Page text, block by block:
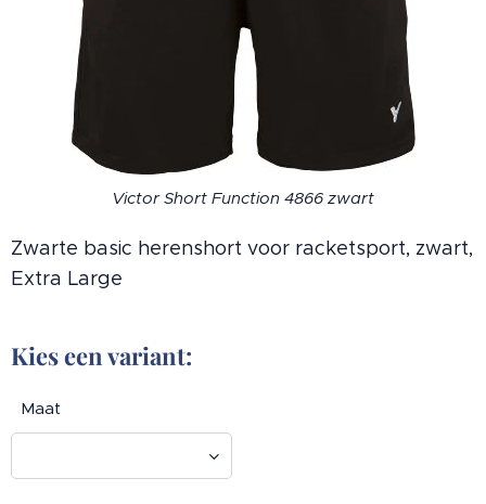
Victor Short Function 4866 zwart
Zwarte basic herenshort voor racketsport, zwart,
Extra Large
Kies een variant:
Maat